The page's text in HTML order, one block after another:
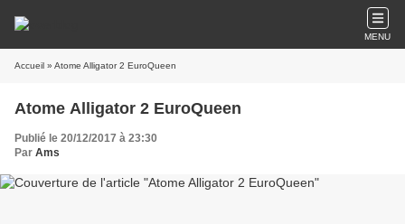
MENU
Accueil » Atome Alligator 2 EuroQueen
Atome Alligator 2 EuroQueen
Publié le 20/12/2017 à 23:30
Par Ams